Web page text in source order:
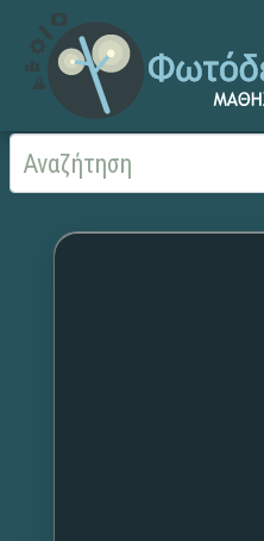
Αρχική Χωρίς τίτλο